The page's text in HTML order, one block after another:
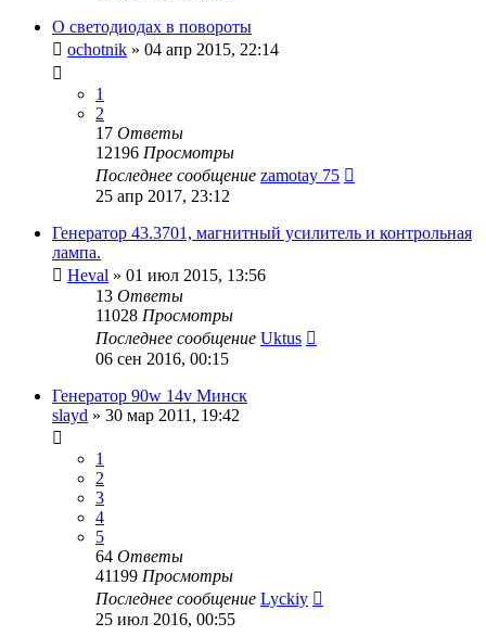
О светодиодах в повороты
ochotnik » 04 апр 2015, 22:14
1
2
17 Ответы
12196 Просмотры
Последнее сообщение zamotay 75
25 апр 2017, 23:12
Генератор 43.3701, магнитный усилитель и контрольная
лампа.
Heval » 01 июл 2015, 13:56
13 Ответы
11028 Просмотры
Последнее сообщение Uktus
06 сен 2016, 00:15
Генератор 90w 14v Минск
slayd » 30 мар 2011, 19:42
1
2
3
4
5
64 Ответы
41199 Просмотры
Последнее сообщение Lyckiy
25 июл 2016, 00:55